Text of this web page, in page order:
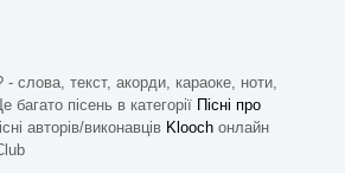
слова, текст, акорди, караоке, ноти,
пісень в категорії Пісні про
авторів/виконавців Klooch онлайн